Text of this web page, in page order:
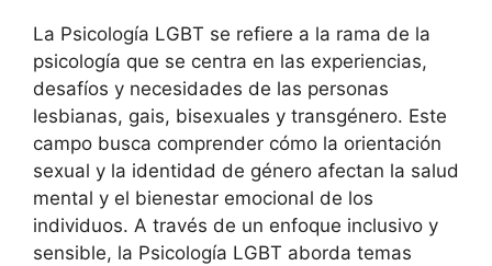
La Psicología LGBT se refiere a la rama de la
psicología que se centra en las experiencias,
desafíos y necesidades de las personas
lesbianas, gais, bisexuales y transgénero. Este
campo busca comprender cómo la orientación
sexual y la identidad de género afectan la salud
mental y el bienestar emocional de los
individuos. A través de un enfoque inclusivo y
sensible, la Psicología LGBT aborda temas